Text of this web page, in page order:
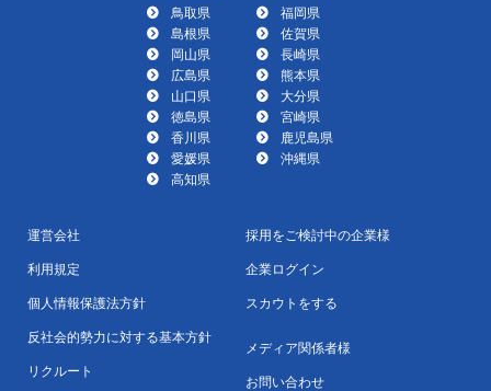
鳥取県
島根県
岡山県
広島県
山口県
徳島県
香川県
愛媛県
高知県
福岡県
佐賀県
長崎県
熊本県
大分県
宮崎県
鹿児島県
沖縄県
運営会社
利用規定
個人情報保護法方針
反社会的勢力に対する基本方針
リクルート
採用をご検討中の企業様
企業ログイン
スカウトをする
メディア関係者様
お問い合わせ